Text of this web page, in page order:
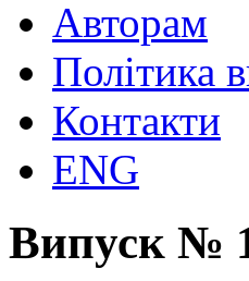
Авторам
Політика
Контакти
ENG
Випуск №